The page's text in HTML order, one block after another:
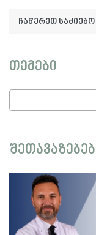
ჩაწერეთ
თემები